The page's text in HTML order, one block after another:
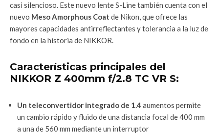
casi silencioso. Este nuevo lente S-Line también cuenta con el
nuevo Meso Amorphous Coat de Nikon, que ofrece las
mayores capacidades antirreflectantes y tolerancia a la luz de
fondo en la historia de NIKKOR.
Características principales del
NIKKOR Z 400mm f/2.8 TC VR S:
Un teleconvertidor integrado de 1.4 aumentos permite
un cambio rápido y fluido de una distancia focal de 400 mm
a una de 560 mm mediante un interruptor